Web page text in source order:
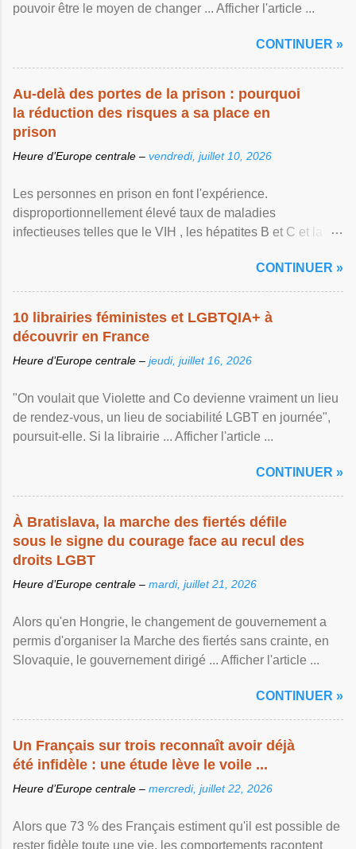
pouvoir être le moyen de changer ... Afficher l'article ...
CONTINUER »
Au-delà des portes de la prison : pourquoi
la réduction des risques a sa place en
prison
Heure d’Europe centrale – vendredi, juillet 10, 2026
Les personnes en prison en font l'expérience.
disproportionnellement élevé taux de maladies
infectieuses telles que le VIH , les hépatites B et C et la ...
CONTINUER »
10 librairies féministes et LGBTQIA+ à
découvrir en France
Heure d’Europe centrale – jeudi, juillet 16, 2026
"On voulait que Violette and Co devienne vraiment un lieu
de rendez-vous, un lieu de sociabilité LGBT en journée",
poursuit-elle. Si la librairie ... Afficher l'article ...
CONTINUER »
À Bratislava, la marche des fiertés défile
sous le signe du courage face au recul des
droits LGBT
Heure d’Europe centrale – mardi, juillet 21, 2026
Alors qu'en Hongrie, le changement de gouvernement a
permis d'organiser la Marche des fiertés sans crainte, en
Slovaquie, le gouvernement dirigé ... Afficher l'article ...
CONTINUER »
Un Français sur trois reconnaît avoir déjà
été infidèle : une étude lève le voile ...
Heure d’Europe centrale – mercredi, juillet 22, 2026
Alors que 73 % des Français estiment qu'il est possible de
rester fidèle toute une vie, les comportements racontent